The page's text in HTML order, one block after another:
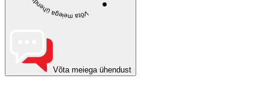
Võta meiega ühendust
Võta meiega ühendust